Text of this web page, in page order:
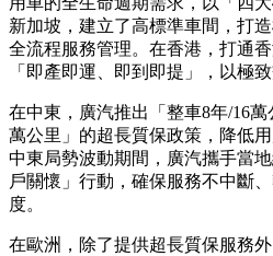
新加坡，建立了高標準車間，打
全流程服務管理。在香港，打通
「即產即運、即到即提」，以極
在中東，廣汽推出「整車8年/16
萬公里」的超長質保政策，降低
中東局勢波動期間，廣汽攜手當
戶關懷」行動，確保服務不中斷
度。
在歐洲，除了提供超長質保服務